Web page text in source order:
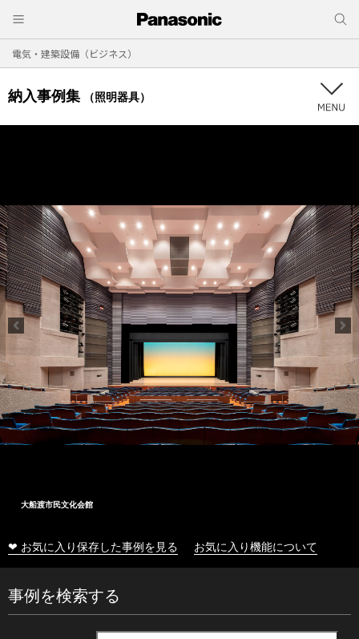
電気・建築設備（ビジネス）
納入事例集 （照明器具）
大船渡市民文化会館
❤ お気に入り保存した事例を見る お気に入り機能について
事例を検索する